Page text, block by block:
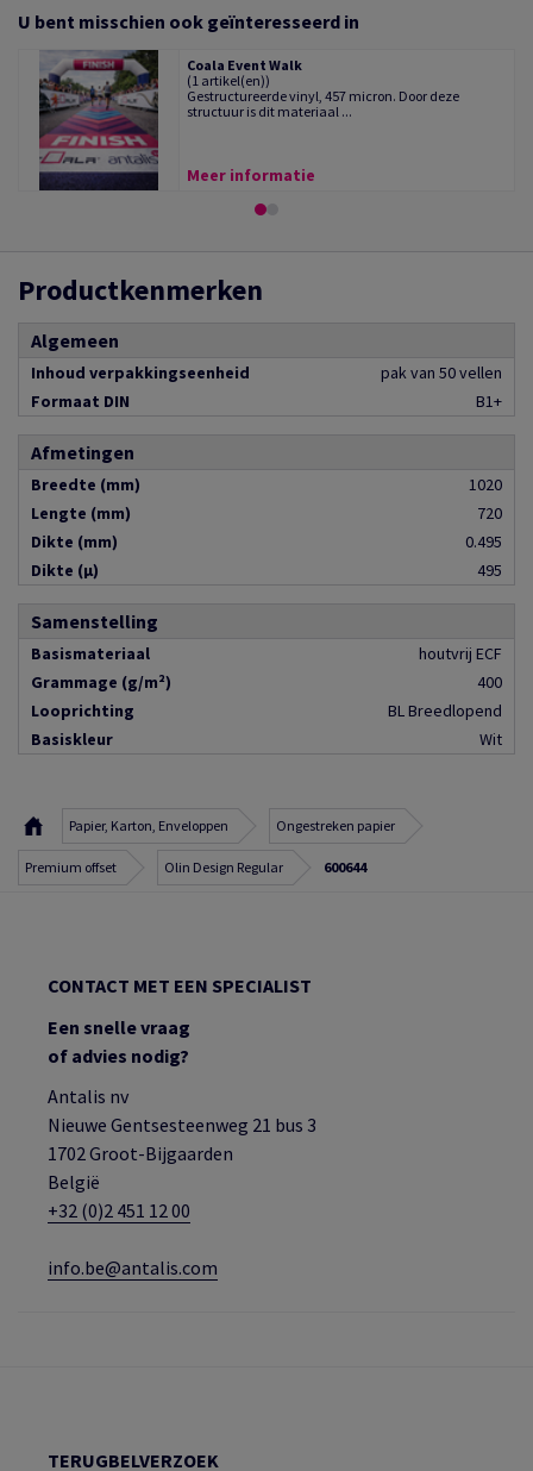
U bent misschien ook geïnteresseerd in
Coala Event Walk
(1 artikel(en))
Gestructureerde vinyl, 457 micron. Door deze
structuur is dit materiaal ...
Meer informatie
Productkenmerken
Algemeen
Inhoud verpakkingseenheid
pak van 50 vellen
Formaat DIN
B1+
Afmetingen
Breedte (mm)
1020
Lengte (mm)
720
Dikte (mm)
0.495
Dikte (µ)
495
Samenstelling
Basismateriaal
houtvrij ECF
Grammage (g/m²)
400
Looprichting
BL Breedlopend
Basiskleur
Wit
Papier, Karton, Enveloppen Ongestreken papier
Premium offset Olin Design Regular 600644
CONTACT MET EEN SPECIALIST
Een snelle vraag
of advies nodig?
Antalis nv
Nieuwe Gentsesteenweg 21 bus 3
1702 Groot-Bijgaarden
België
+32 (0)2 451 12 00
info.be@antalis.com
TERUGBELVERZOEK